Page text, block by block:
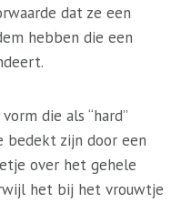
dat ze een
hebben die een
die als “hard”
bedekt zijn door een
over het gehele
het bij het vrouwtje